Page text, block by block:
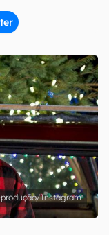
Instagram